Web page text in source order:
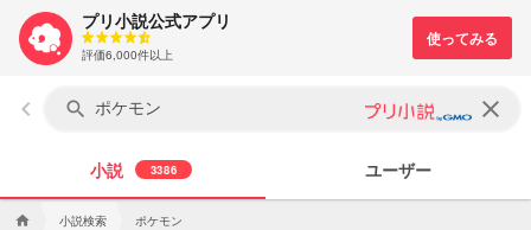
プリ小説公式アプリ
評価6,000件以上
keyboard_arrow_left search clear
小説 3386 ユーザー
home 小説検索 ポケモン